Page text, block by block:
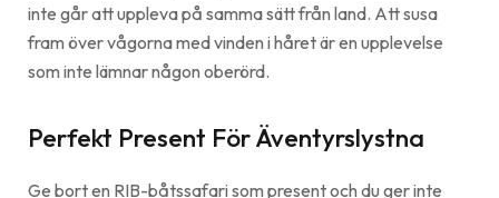
inte går att uppleva på samma sätt från land. Att susa
fram över vågorna med vinden i håret är en upplevelse
som inte lämnar någon oberörd.
Perfekt Present För Äventyrslystna
Ge bort en RIB-båtssafari som present och du ger inte